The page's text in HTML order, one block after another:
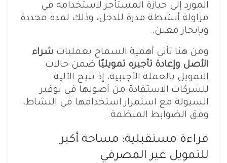
المورد إلى حيازة المستأجر لاستخدامه في
مزاولة أنشطة مدرة للدخل، وذلك لمدة محددة
وبإيجار معين.
ومن هنا تأتي أهمية السماح بعمليات شراء
الأصل وإعادة تأجيره تمويليًا ضمن حالات
التمويل بالعملة الأجنبية، إذ تتيح الآلية
للشركات الاستفادة من أصولها في توفير
السيولة مع استمرار استخدامها في النشاط،
وفق الضوابط المنظمة.
قراءة مستقبلية: مساحة أكبر
للتمويل غير المصرفي